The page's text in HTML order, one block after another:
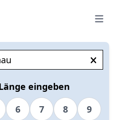
Open
eingeben
6 7 8
9